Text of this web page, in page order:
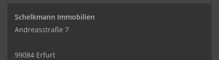
Schelkmann Immobilien
Andreasstraße 7
99084 Erfurt